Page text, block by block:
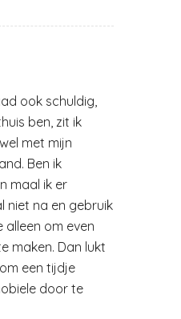
ook schuldig,
ben, zit ik
met mijn
Ben ik
maal ik er
niet na en gebruik
alleen om even
maken. Dan lukt
een tijdje
door te